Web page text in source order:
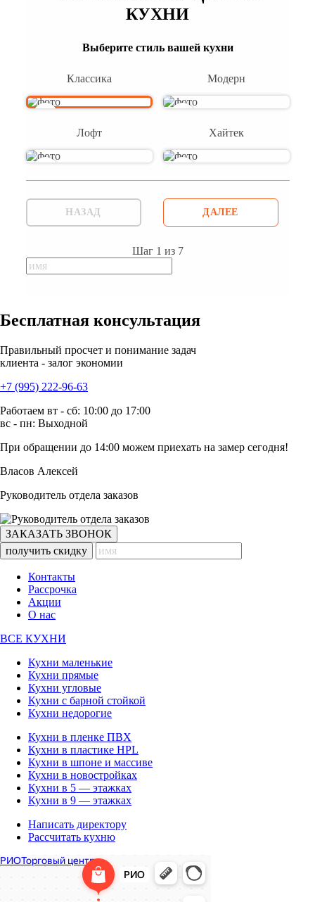
КУХНИ
Выберите стиль вашей кухни
Классика Модерн
Лофт Хайтек
НАЗАД ДАЛЕЕ
Шаг 1 из 7
Бесплатная консультация
Правильный просчет и понимание задач
клиента - залог экономии
+7 (995) 222-96-63
Работаем вт - сб: 10:00 до 17:00
вс - пн: Выходной
При обращении до 14:00 можем приехать на замер сегодня!
Власов Алексей
Руководитель отдела заказов
ЗАКАЗАТЬ ЗВОНОК
получить скидку
Контакты
Рассрочка
Акции
О нас
ВСЕ КУХНИ
Кухни маленькие
Кухни прямые
Кухни угловые
Кухни с барной стойкой
Кухни недорогие
Кухни в пленке ПВХ
Кухни в пластике HPL
Кухни в шпоне и массиве
Кухни в новостройках
Кухни в 5 — этажках
Кухни в 9 — этажках
Написать директору
Рассчитать кухню